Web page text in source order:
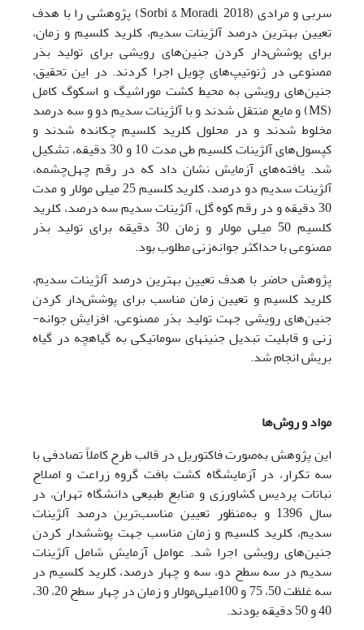
سربی و مرادی (Sorbi & Moradi, 2018) پژوهشی را با هدف
تعیین بهترین درصد آلژینات سدیم، کلرید کلسیم و زمان،
برای پوشش‌دار کردن جنین‌های رویشی برای تولید بذر
مصنوعی در ژنوتیپ‌های چویل اجرا کردند. در این تحقیق،
جنین‌های رویشی به محیط کشت موراشیگ و اسکوگ کامل
(MS) و مایع منتقل شدند و با آلژینات سدیم دو و سه درصد
مخلوط شدند و در محلول کلرید کلسیم چکانده شدند و
کپسول‌های آلژینات کلسیم طی مدت 10 و 30 دقیقه، تشکیل
شد. یافته‌های آزمایش نشان داد که در رقم چهل‌چشمه،
آلژینات سدیم دو درصد، کلرید کلسیم 25 میلی مولار و مدت
30 دقیقه و در رقم کوه گل، آلژینات سدیم سه درصد، کلرید
کلسیم 50 میلی مولار و زمان 30 دقیقه برای تولید بذر
مصنوعی با حداکثر جوانه‌زنی مطلوب بود.
پژوهش حاضر با هدف تعیین بهترین درصد آلژینات سدیم،
کلرید کلسیم و تعیین زمان مناسب برای پوشش‌دار کردن
جنین‌های رویشی جهت تولید بذر مصنوعی، افزایش جوانه­
زنی و قابلیت تبدیل جنین­های سوماتیکی به گیاهچه در گیاه
بریش انجام شد.
مواد و روش‌ها
این پژوهش به‌صورت فاکتوریل در قالب طرح کاملاً تصادفی با
سه تکرار، در آزمایشگاه کشت بافت گروه زراعت و اصلاح
نباتات پردیس کشاورزی و منابع طبیعی دانشگاه تهران، در
سال 1396 و به‌منظور تعیین مناسب‌ترین درصد آلژینات
سدیم، کلرید کلسیم و زمان مناسب جهت پوشش­دار کردن
جنین‌های رویشی اجرا شد. عوامل آزمایش شامل آلژینات
سدیم در سه سطح دو، سه و چهار درصد، کلرید کلسیم در
سه غلظت 50، 75 و 100میلی‌مولار و زمان در چهار سطح 20، 30،
40 و 50 دقیقه بودند.